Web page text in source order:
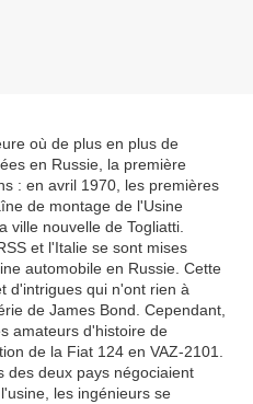
où de plus en plus de
en Russie, la première
: en avril 1970, les premières
de montage de l'Usine
ville nouvelle de Togliatti.
et l'Italie se sont mises
automobile en Russie. Cette
d'intrigues qui n'ont rien à
de James Bond. Cependant,
amateurs d'histoire de
de la Fiat 124 en VAZ-2101.
des deux pays négociaient
les ingénieurs se